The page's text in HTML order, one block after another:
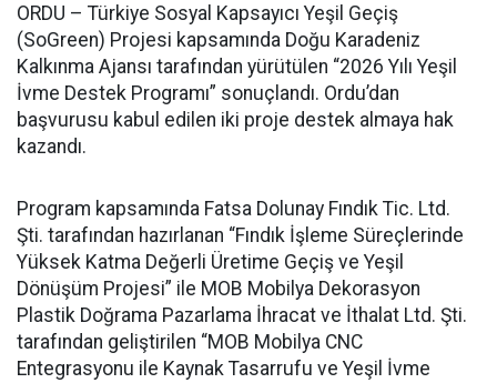
ORDU – Türkiye Sosyal Kapsayıcı Yeşil Geçiş
(SoGreen) Projesi kapsamında Doğu Karadeniz
Kalkınma Ajansı tarafından yürütülen “2026 Yılı Yeşil
İvme Destek Programı” sonuçlandı. Ordu’dan
başvurusu kabul edilen iki proje destek almaya hak
kazandı.
Program kapsamında Fatsa Dolunay Fındık Tic. Ltd.
Şti. tarafından hazırlanan “Fındık İşleme Süreçlerinde
Yüksek Katma Değerli Üretime Geçiş ve Yeşil
Dönüşüm Projesi” ile MOB Mobilya Dekorasyon
Plastik Doğrama Pazarlama İhracat ve İthalat Ltd. Şti.
tarafından geliştirilen “MOB Mobilya CNC
Entegrasyonu ile Kaynak Tasarrufu ve Yeşil İvme